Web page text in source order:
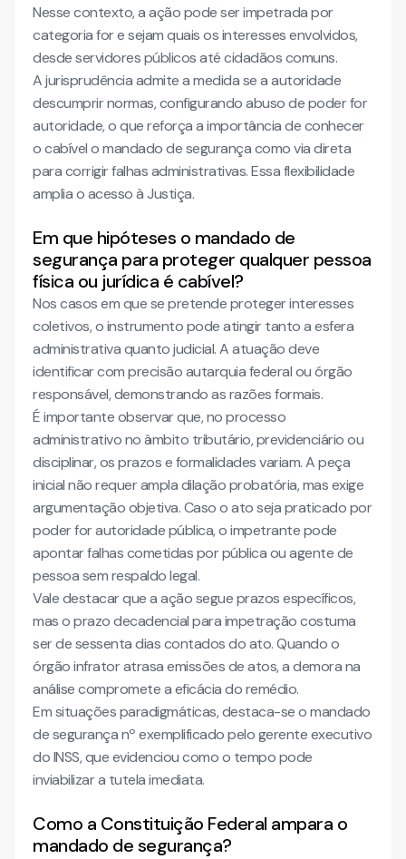
Nesse contexto, a ação pode ser impetrada por
categoria for e sejam quais os interesses envolvidos,
desde servidores públicos até cidadãos comuns.
A jurisprudência admite a medida se a autoridade
descumprir normas, configurando abuso de poder for
autoridade, o que reforça a importância de conhecer
o cabível o mandado de segurança como via direta
para corrigir falhas administrativas. Essa flexibilidade
amplia o acesso à Justiça.
Em que hipóteses o mandado de
segurança para proteger qualquer pessoa
física ou jurídica é cabível?
Nos casos em que se pretende proteger interesses
coletivos, o instrumento pode atingir tanto a esfera
administrativa quanto judicial. A atuação deve
identificar com precisão autarquia federal ou órgão
responsável, demonstrando as razões formais.
É importante observar que, no processo
administrativo no âmbito tributário, previdenciário ou
disciplinar, os prazos e formalidades variam. A peça
inicial não requer ampla dilação probatória, mas exige
argumentação objetiva. Caso o ato seja praticado por
poder for autoridade pública, o impetrante pode
apontar falhas cometidas por pública ou agente de
pessoa sem respaldo legal.
Vale destacar que a ação segue prazos específicos,
mas o prazo decadencial para impetração costuma
ser de sessenta dias contados do ato. Quando o
órgão infrator atrasa emissões de atos, a demora na
análise compromete a eficácia do remédio.
Em situações paradigmáticas, destaca-se o mandado
de segurança nº exemplificado pelo gerente executivo
do INSS, que evidenciou como o tempo pode
inviabilizar a tutela imediata.
Como a Constituição Federal ampara o
mandado de segurança?